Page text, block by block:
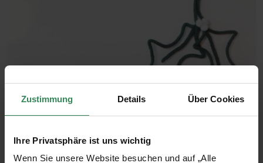
Zustimmung Details Über Cookies
Ihre Privatsphäre ist uns wichtig
Wenn Sie unsere Website besuchen und auf „Alle